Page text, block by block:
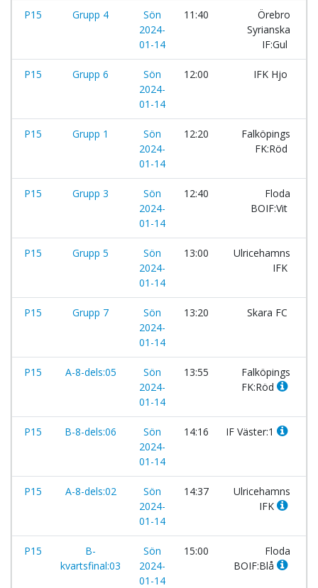
P15 Grupp 4
Sön
2024-
01-14
11:40
Örebro
Syrianska
IF:Gul
P15 Grupp 6
Sön
2024-
01-14
12:00 IFK Hjo
P15 Grupp 1
Sön
2024-
01-14
12:20
Falköpings
FK:Röd
P15 Grupp 3
Sön
2024-
01-14
12:40
Floda
BOIF:Vit
P15 Grupp 5
Sön
2024-
01-14
13:00
Ulricehamns
IFK
P15 Grupp 7
Sön
2024-
01-14
13:20 Skara FC
P15 A-8-dels:05
Sön
2024-
01-14
13:55
Falköpings
FK:Röd
P15 B-8-dels:06
Sön
2024-
01-14
14:16 IF Väster:1
P15 A-8-dels:02
Sön
2024-
01-14
14:37
Ulricehamns
IFK
P15
B-
kvartsfinal:03
Sön
2024-
01-14
15:00
Floda
BOIF:Blå